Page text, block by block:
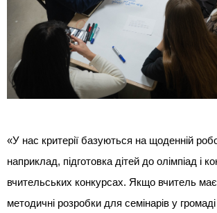
«У нас критерії базуються на щоденній
наприклад, підготовка дітей до олімпіад і
вчительських конкурсах. Якщо вчитель має
методичні розробки для семінарів у